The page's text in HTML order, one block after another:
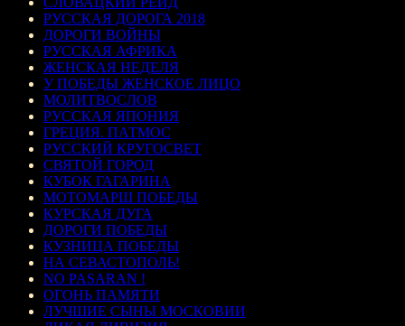
РУССКАЯ ДОРОГА 2018
ДОРОГИ ВОЙНЫ
РУССКАЯ АФРИКА
ЖЕНСКАЯ НЕДЕЛЯ
У ПОБЕДЫ ЖЕНСКОЕ ЛИЦО
МОЛИТВОСЛОВ
РУССКАЯ ЯПОНИЯ
ГРЕЦИЯ. ПАТМОС
РУССКИЙ КРУГОСВЕТ
СВЯТОЙ ГОРОД
КУБОК ГАГАРИНА
МОТОМАРШ ПОБЕДЫ
КУРСКАЯ ДУГА
ДОРОГИ ПОБЕДЫ
КУЗНИЦА ПОБЕДЫ
НА СЕВАСТОПОЛЬ!
NO PASARAN !
ОГОНЬ ПАМЯТИ
ЛУЧШИЕ СЫНЫ МОСКОВИИ